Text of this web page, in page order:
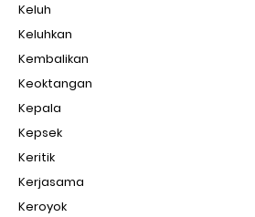
Keluh
Keluhkan
Kembalikan
Keoktangan
Kepala
Kepsek
Keritik
Kerjasama
Keroyok